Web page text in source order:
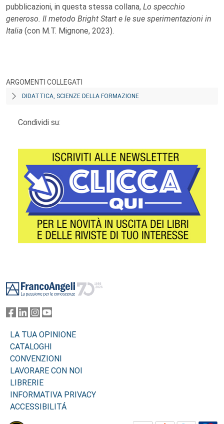
pubblicazioni, in questa stessa collana, Lo specchio
generoso. Il metodo Bright Start e le sue sperimentazioni in
Italia (con M.T. Mignone, 2023).
ARGOMENTI COLLEGATI
DIDATTICA, SCIENZE DELLA FORMAZIONE
Condividi su:
LA TUA OPINIONE
CATALOGHI
CONVENZIONI
LAVORARE CON NOI
LIBRERIE
INFORMATIVA PRIVACY
ACCESSIBILITÁ